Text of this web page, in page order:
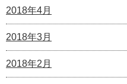
2018年4月
2018年3月
2018年2月